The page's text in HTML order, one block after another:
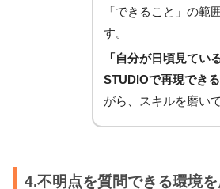
「できること」の範
す。
「自分が日頃見てい
STUDIOで再現できる
がら、スキルを磨い
4.不明点を質問できる環境